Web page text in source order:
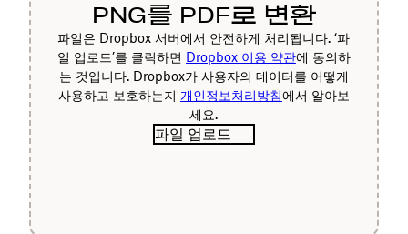
PNG를 PDF로 변환
파일은 Dropbox 서버에서 안전하게 처리됩니다. ‘파
일 업로드’를 클릭하면 Dropbox 이용 약관에 동의하
는 것입니다. Dropbox가 사용자의 데이터를 어떻게
사용하고 보호하는지 개인정보처리방침에서 알아보
세요.
파일 업로드